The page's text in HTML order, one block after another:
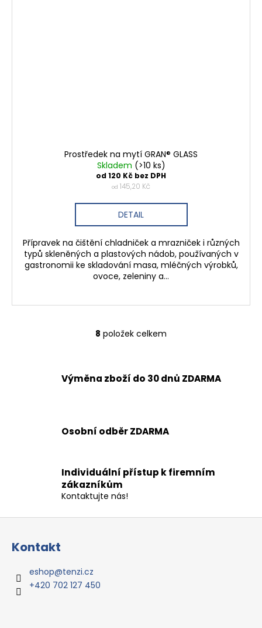
Prostředek na mytí GRAN® GLASS
Skladem (>10 ks)
od 120 Kč bez DPH
od 145,20 Kč
DETAIL
Přípravek na čištění chladniček a mrazniček i různých
typů skleněných a plastových nádob, používaných v
gastronomii ke skladování masa, mléčných výrobků,
ovoce, zeleniny a...
O
á
í
v
ý
8 položek celkem
Výměna zboží do 30 dnů ZDARMA
Osobní odběr ZDARMA
Individuální přístup k firemním
zákazníkům
Kontaktujte nás!
Kontakt
eshop@tenzi.cz
+420 702 127 450